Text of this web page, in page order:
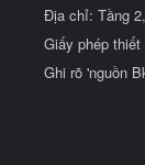
Địa chỉ: Tầng
Giấy phép
Ghi rõ 'nguồn